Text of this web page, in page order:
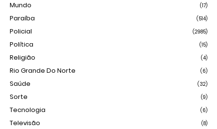
Mundo (17)
Paraíba (514)
Policial (2985)
Política (15)
Religião (4)
Rio Grande Do Norte (6)
Saúde (32)
Sorte (9)
Tecnologia (6)
Televisão (8)